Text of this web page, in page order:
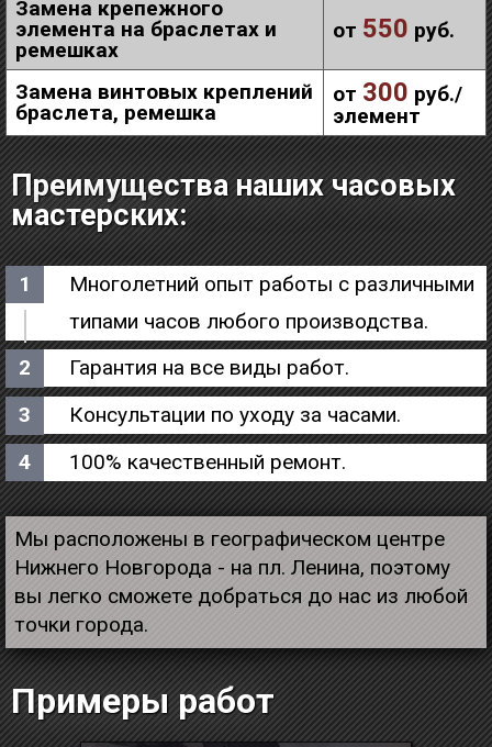
Замена крепежного
элемента на браслетах и
ремешках
от 550 руб.
Замена винтовых креплений
браслета, ремешка
от 300 руб./
элемент
Преимущества наших часовых
мастерских:
Многолетний опыт работы с различными
типами часов любого производства.
Гарантия на все виды работ.
Консультации по уходу за часами.
100% качественный ремонт.
Мы расположены в географическом центре
Нижнего Новгорода - на пл. Ленина, поэтому
вы легко сможете добраться до нас из любой
точки города.
Примеры работ